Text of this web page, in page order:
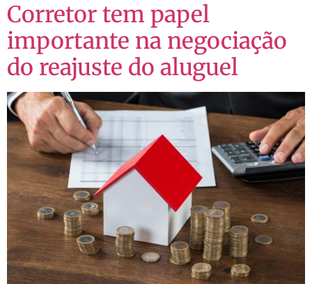
Corretor tem papel
importante na negociação
do reajuste do aluguel